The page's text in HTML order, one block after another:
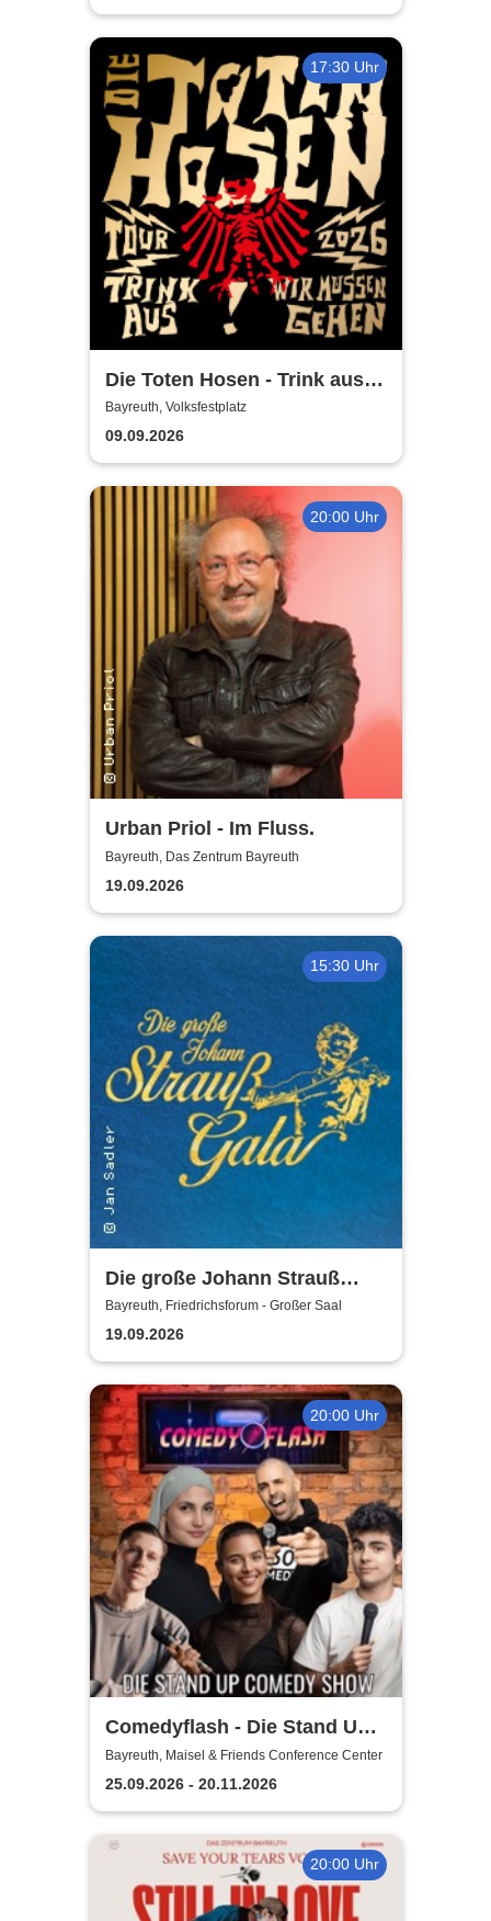
17:30 Uhr
Die Toten Hosen - Trink aus!
Wir müssen gehen - Tour
2026
Bayreuth, Volksfestplatz
09.09.2026
20:00 Uhr
Urban Priol - Im Fluss.
Bayreuth, Das Zentrum Bayreuth
19.09.2026
15:30 Uhr
Die große Johann Strauß
Gala - unsterbliche Arien &
Duette der Strauß Familie
Bayreuth, Friedrichsforum - Großer Saal
19.09.2026
20:00 Uhr
Comedyflash - Die Stand Up
Comedy Show
Bayreuth, Maisel & Friends Conference Center
25.09.2026 - 20.11.2026
20:00 Uhr